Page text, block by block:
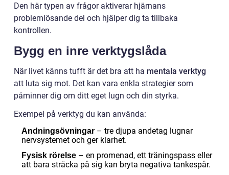
Den här typen av frågor aktiverar hjärnans
problemlösande del och hjälper dig ta tillbaka
kontrollen.
Bygg en inre verktygslåda
När livet känns tufft är det bra att ha mentala verktyg
att luta sig mot. Det kan vara enkla strategier som
påminner dig om ditt eget lugn och din styrka.
Exempel på verktyg du kan använda:
Andningsövningar – tre djupa andetag lugnar
nervsystemet och ger klarhet.
Fysisk rörelse – en promenad, ett träningspass eller
att bara sträcka på sig kan bryta negativa tankespår.